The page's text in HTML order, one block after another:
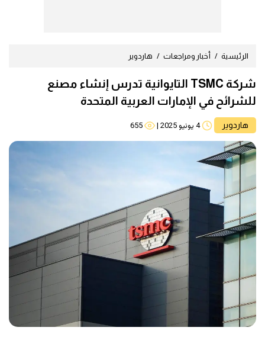
الرئيسية أخبار ومراجعات هاردوير
شركة TSMC التايوانية تدرس إنشاء مصنع
للشرائح في الإمارات العربية المتحدة
هاردوير 4 يونيو 2025 |
655